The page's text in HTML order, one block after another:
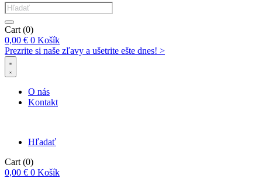
Products
search
Cart (0)
0,00 € 0 Košík
Prezrite si naše zľavy a ušetrite ešte dnes! >​
O nás
Kontakt
Hľadať
Cart (0)
0,00 € 0 Košík